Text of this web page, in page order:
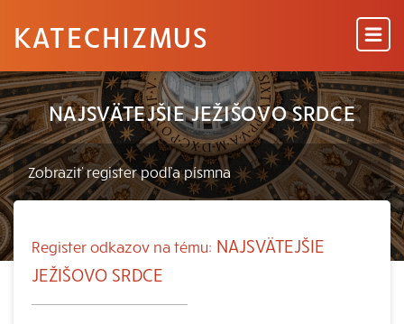
KATECHIZMUS
NAJSVÄTEJŠIE JEŽIŠOVO SRDCE
Register odkazov na tému: NAJSVÄTEJŠIE
JEŽIŠOVO SRDCE